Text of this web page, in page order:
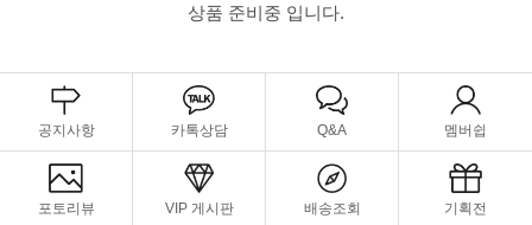
상품 준비중 입니다.
공지사항 카톡상담 Q&A 멤버쉽
포토리뷰 VIP 게시판 배송조회 기획전